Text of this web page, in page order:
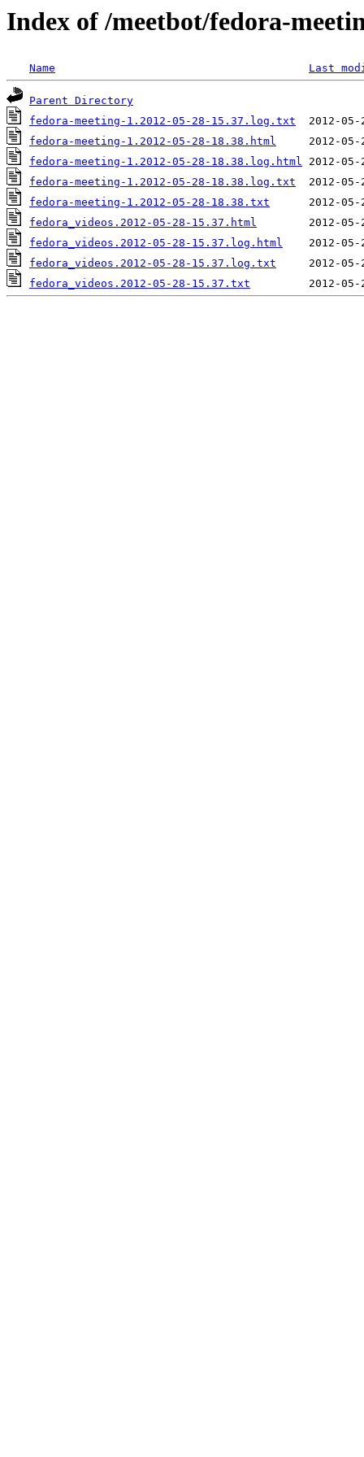
Index of /meetbot/fedora-
Name Last
Parent Directory
fedora-meeting-1.2012-05-28-15.37.log.txt
fedora-meeting-1.2012-05-28-18.38.html
fedora-meeting-1.2012-05-28-18.38.log.html
fedora-meeting-1.2012-05-28-18.38.log.txt
fedora-meeting-1.2012-05-28-18.38.txt
fedora_videos.2012-05-28-15.37.html
fedora_videos.2012-05-28-15.37.log.html
fedora_videos.2012-05-28-15.37.log.txt
fedora_videos.2012-05-28-15.37.txt